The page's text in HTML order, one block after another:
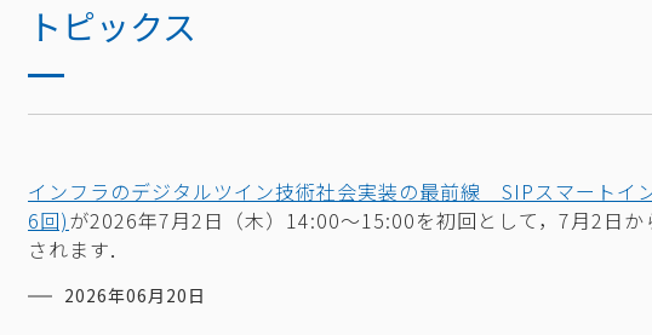
トピックス
インフラのデジタルツイン技術社会実装の最前線 SIPスマートイ
6回)が2026年7月2日（木）14:00～15:00を初回として，7月2日か
されます．
2026年06月20日